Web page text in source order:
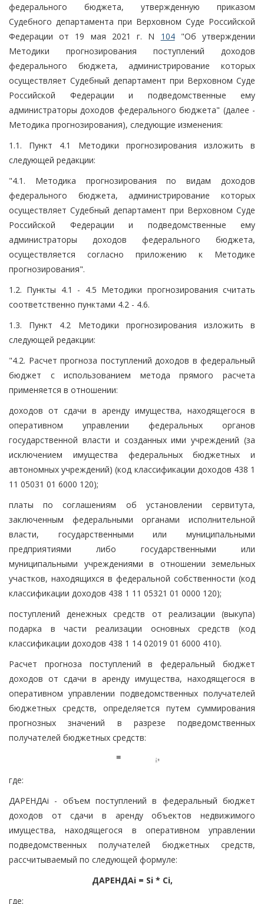
федерального бюджета, утвержденную приказом
Судебного департамента при Верховном Суде Российской
Федерации от 19 мая 2021 г. N 104"Об утверждении
Методики прогнозирования поступлений доходов
федерального бюджета, администрирование которых
осуществляет Судебный департамент при Верховном Суде
Российской Федерации и подведомственные ему
администраторы доходов федерального бюджета" (далее -
Методика прогнозирования), следующие изменения:
1.1. Пункт 4.1 Методики прогнозирования изложить в
следующей редакции:
"4.1. Методика прогнозирования по видам доходов
федерального бюджета, администрирование которых
осуществляет Судебный департамент при Верховном Суде
Российской Федерации и подведомственные ему
администраторы доходов федерального бюджета,
осуществляется согласно приложению к Методике
прогнозирования".
1.2. Пункты 4.1 - 4.5 Методики прогнозирования считать
соответственно пунктами 4.2 - 4.6.
1.3. Пункт 4.2 Методики прогнозирования изложить в
следующей редакции:
"4.2. Расчет прогноза поступлений доходов в федеральный
бюджет с использованием метода прямого расчета
применяется в отношении:
доходов от сдачи в аренду имущества, находящегося в
оперативном управлении федеральных органов
государственной власти и созданных ими учреждений (за
исключением имущества федеральных бюджетных и
автономных учреждений) (код классификации доходов 438 1
11 05031 01 6000 120);
платы по соглашениям об установлении сервитута,
заключенным федеральными органами исполнительной
власти, государственными или муниципальными
предприятиями либо государственными или
муниципальными учреждениями в отношении земельных
участков, находящихся в федеральной собственности (код
классификации доходов 438 1 11 05321 01 0000 120);
поступлений денежных средств от реализации (выкупа)
подарка в части реализации основных средств (код
классификации доходов 438 1 14 02019 01 6000 410).
Расчет прогноза поступлений в федеральный бюджет
доходов от сдачи в аренду имущества, находящегося в
оперативном управлении подведомственных получателей
бюджетных средств, определяется путем суммирования
прогнозных значений в разрезе подведомственных
получателей бюджетных средств:
где:
ДАРЕНДАi - объем поступлений в федеральный бюджет
доходов от сдачи в аренду объектов недвижимого
имущества, находящегося в оперативном управлении
подведомственных получателей бюджетных средств,
рассчитываемый по следующей формуле:
ДАРЕНДАi = Si * Ci,
где: